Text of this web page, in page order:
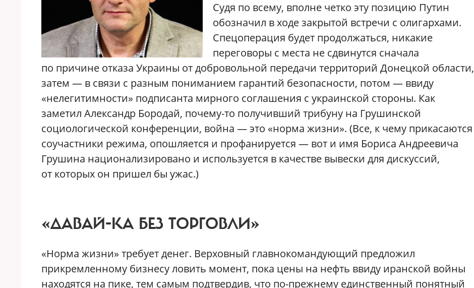
Судя по всему, вполне четко эту позицию Путин
обозначил в ходе закрытой встречи с олигархами.
Спецоперация будет продолжаться, никакие
переговоры с места не сдвинутся сначала
по причине отказа Украины от добровольной передачи территорий Донецкой области,
затем — в связи с разным пониманием гарантий безопасности, потом — ввиду
«нелегитимности» подписанта мирного соглашения с украинской стороны. Как
заметил Александр Бородай, почему-то получивший трибуну на Грушинской
социологической конференции, война — это «норма жизни». (Все, к чему прикасаются
соучастники режима, опошляется и профанируется — вот и имя Бориса Андреевича
Грушина национализировано и используется в качестве вывески для дискуссий,
от которых он пришел бы ужас.)
«ДАВАЙ-КА БЕЗ ТОРГОВЛИ»
«Норма жизни» требует денег. Верховный главнокомандующий предложил
прикремленному бизнесу ловить момент, пока цены на нефть ввиду иранской войны
находятся на пике, тем самым подтвердив, что по-прежнему единственный понятный